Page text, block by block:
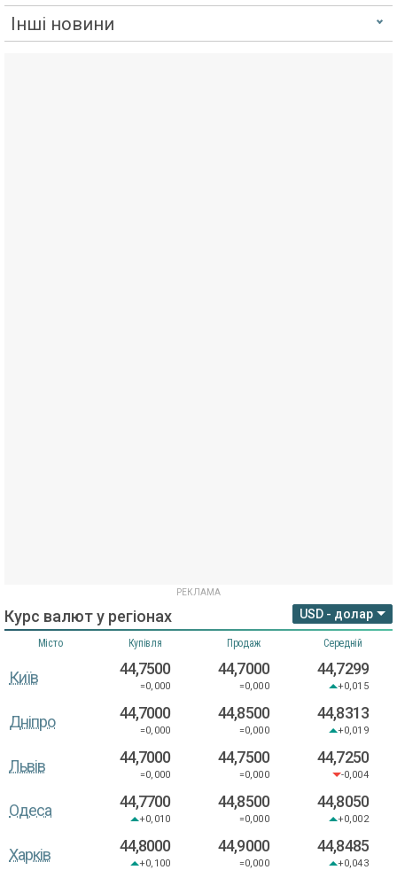
Інші новини
Курс валют у регіонах USD - долар
Місто Купівля Продаж Середній
Київ 44,7500
=0,000
44,7000
=0,000
44,7299
+0,015
Дніпро 44,7000
=0,000
44,8500
=0,000
44,8313
+0,019
Львів 44,7000
=0,000
44,7500
=0,000
44,7250
-0,004
Одеса 44,7700
+0,010
44,8500
=0,000
44,8050
+0,002
Харків 44,8000
+0,100
44,9000
=0,000
44,8485
+0,043